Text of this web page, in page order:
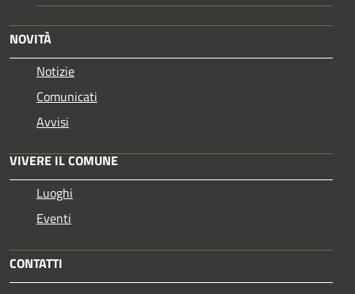
NOVITÀ
Notizie
Comunicati
Avvisi
VIVERE IL COMUNE
Luoghi
Eventi
CONTATTI